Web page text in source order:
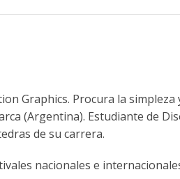
Graphics. Procura la
(Argentina). Estudiante de
de su carrera.
nacionales e